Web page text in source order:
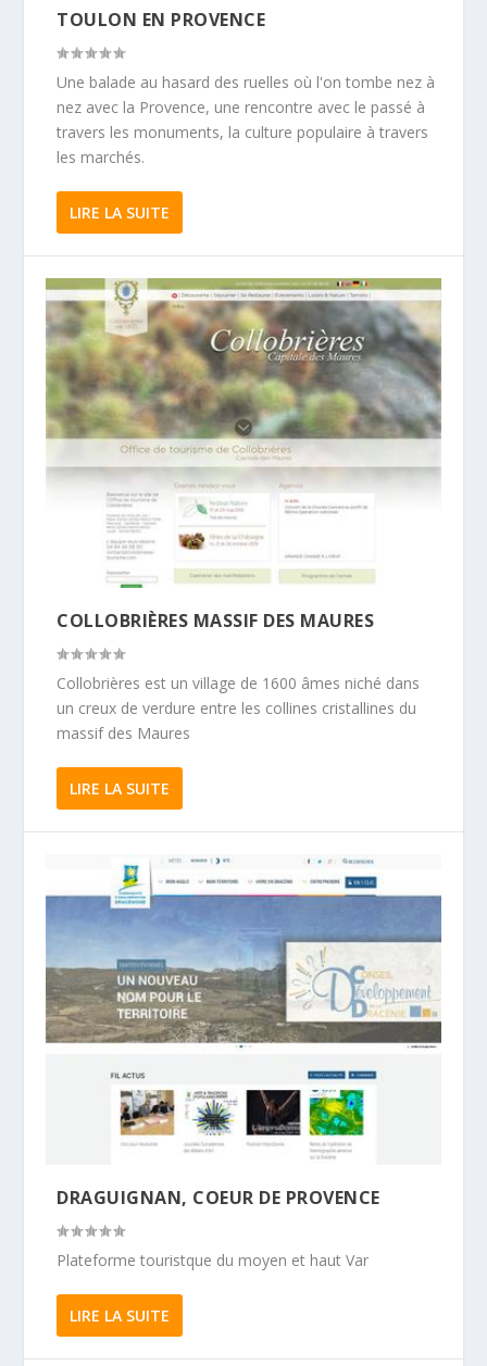
TOULON EN PROVENCE
Une balade au hasard des ruelles où l'on tombe nez à
nez avec la Provence, une rencontre avec le passé à
travers les monuments, la culture populaire à travers
les marchés.
LIRE LA SUITE
COLLOBRIÈRES MASSIF DES MAURES
Collobrières est un village de 1600 âmes niché dans
un creux de verdure entre les collines cristallines du
massif des Maures
LIRE LA SUITE
DRAGUIGNAN, COEUR DE PROVENCE
Plateforme touristque du moyen et haut Var
LIRE LA SUITE